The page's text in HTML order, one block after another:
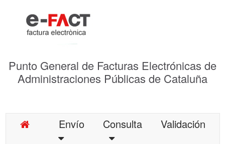
Punto General de Facturas Electrónicas de
Administraciones Públicas de Cataluña
Envío Consulta
Validación